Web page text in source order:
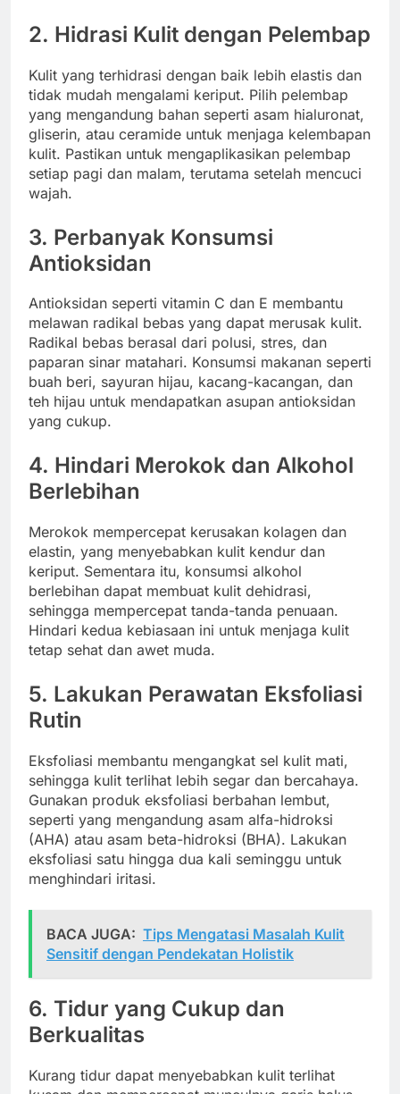
2. Hidrasi Kulit dengan Pelembap
Kulit yang terhidrasi dengan baik lebih elastis dan
tidak mudah mengalami keriput. Pilih pelembap
yang mengandung bahan seperti asam hialuronat,
gliserin, atau ceramide untuk menjaga kelembapan
kulit. Pastikan untuk mengaplikasikan pelembap
setiap pagi dan malam, terutama setelah mencuci
wajah.
3. Perbanyak Konsumsi
Antioksidan
Antioksidan seperti vitamin C dan E membantu
melawan radikal bebas yang dapat merusak kulit.
Radikal bebas berasal dari polusi, stres, dan
paparan sinar matahari. Konsumsi makanan seperti
buah beri, sayuran hijau, kacang-kacangan, dan
teh hijau untuk mendapatkan asupan antioksidan
yang cukup.
4. Hindari Merokok dan Alkohol
Berlebihan
Merokok mempercepat kerusakan kolagen dan
elastin, yang menyebabkan kulit kendur dan
keriput. Sementara itu, konsumsi alkohol
berlebihan dapat membuat kulit dehidrasi,
sehingga mempercepat tanda-tanda penuaan.
Hindari kedua kebiasaan ini untuk menjaga kulit
tetap sehat dan awet muda.
5. Lakukan Perawatan Eksfoliasi
Rutin
Eksfoliasi membantu mengangkat sel kulit mati,
sehingga kulit terlihat lebih segar dan bercahaya.
Gunakan produk eksfoliasi berbahan lembut,
seperti yang mengandung asam alfa-hidroksi
(AHA) atau asam beta-hidroksi (BHA). Lakukan
eksfoliasi satu hingga dua kali seminggu untuk
menghindari iritasi.
BACA JUGA: Tips Mengatasi Masalah Kulit
Sensitif dengan Pendekatan Holistik
6. Tidur yang Cukup dan
Berkualitas
Kurang tidur dapat menyebabkan kulit terlihat